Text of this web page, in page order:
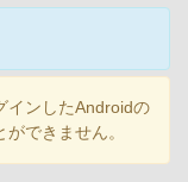
インしたAndroidの
できません。